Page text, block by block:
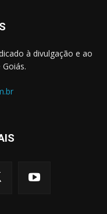
à divulgação e ao